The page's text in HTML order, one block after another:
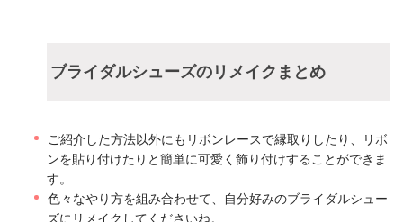
ブライダルシューズのリメイクまとめ
ご紹介した方法以外にもリボンレースで縁取りしたり、リボ
ンを貼り付けたりと簡単に可愛く飾り付けすることができま
す。
色々なやり方を組み合わせて、自分好みのブライダルシュー
ズにリメイクしてくださいね。